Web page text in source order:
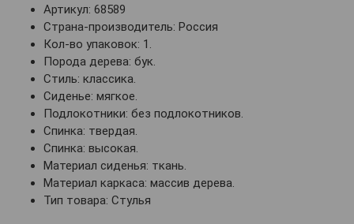
Артикул: 68589
Страна-производитель: Россия
Кол-во упаковок: 1.
Порода дерева: бук.
Стиль: классика.
Сиденье: мягкое.
Подлокотники: без подлокотников.
Спинка: твердая.
Спинка: высокая.
Материал сиденья: ткань.
Материал каркаса: массив дерева.
Тип товара: Стулья